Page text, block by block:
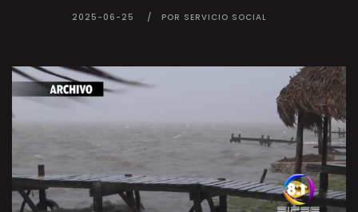
2025-06-25 POR SERVICIO SOCIAL